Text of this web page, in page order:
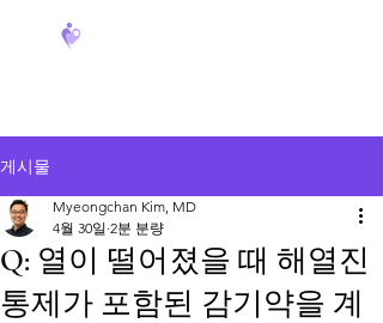
게시물
Q: 열이 떨어졌을 때 해열진
통제가 포함된 감기약을 계
Myeongchan Kim, MD
4월 30일 2분 분량